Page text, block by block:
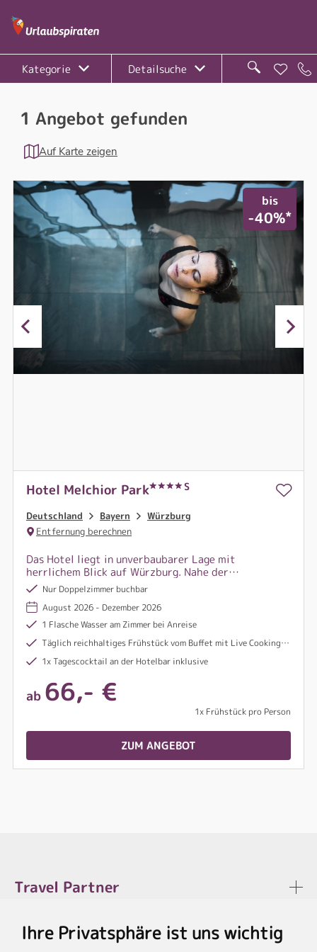
Ihre Privatsphäre ist uns wichtig
Kategorie Detailsuche
1 Angebot gefunden
Auf Karte zeigen
bis
-40%*
Hotel Melchior Park S
Deutschland Bayern
Würzburg
Entfernung berechnen
Das Hotel liegt in unverbaubarer Lage mit
herrlichem Blick auf Würzburg. Nahe der
Innenstadt, grenzt die Anlage an das ehemalige
Landesgartenschaugelände und am Campus der
Universität Würzburg an.
Nur Doppelzimmer buchbar
August 2026 - Dezember 2026
1 Flasche Wasser am Zimmer bei Anreise
Täglich reichhaltiges Frühstück vom Buffet mit Live Cooking Station
1x Tagescocktail an der Hotelbar inklusive
ab 66,- €
1x Frühstück pro Person
ZUM ANGEBOT
Travel Partner
Rechtliches